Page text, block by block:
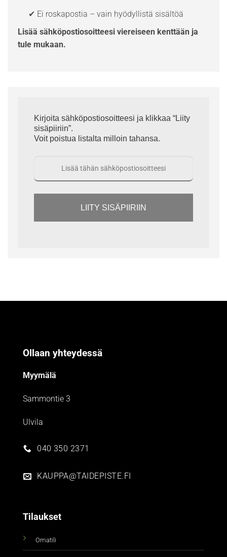
✔ Ei roskapostia – vain hyödyllistä sisältöä
Lisää sähköpostiosoitteesi viereiseen kenttään ja
tule mukaan.
Kirjoita sähköpostiosoitteesi ja klikkaa “Liity
sisäpiiriin”.
Voit poistua listalta milloin tahansa.
LIITY SISÄPIIRIIN
Ollaan yhteydessä
Myymälä
Sammontie 3
Ulvila
040 350 2371
KAUPPA@TAIDEPISTE.FI
Tilaukset
Omatili